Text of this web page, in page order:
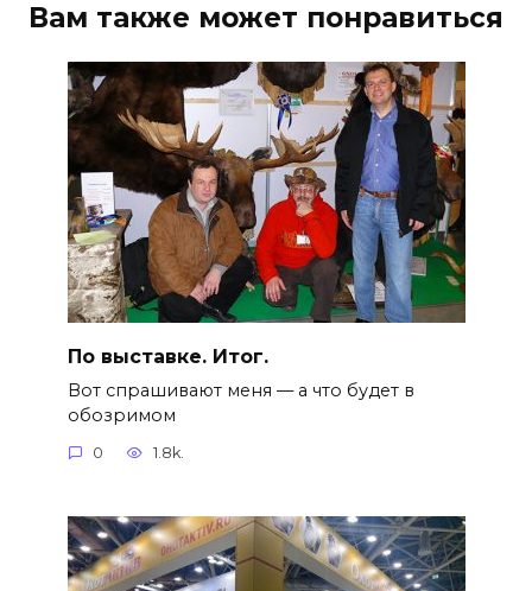
Вам также может понравиться
По выставке. Итог.
Вот спрашивают меня — а что будет в
обозримом
0 1.8k.